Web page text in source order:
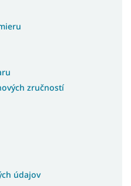
zručností
údajov